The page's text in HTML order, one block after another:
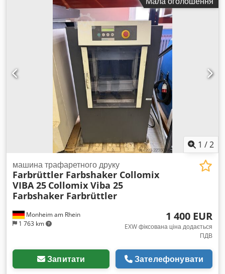
1000/380/В240 мм - Вага: 5 кг
1 /2
Monheim am Rhein
1 763 km
машина трафаретного друку
Farbrüttler Farbshaker Collomix
VIBA 25 Collomix Viba 25
Farbshaker Farbrüttler
1 400 EUR
EXW фіксована ціна додається
ПДВ
Запитати Зателефонувати